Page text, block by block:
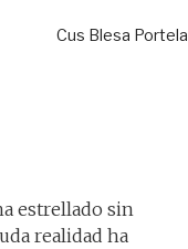
Cus Blesa Portela
estrellado sin
realidad ha